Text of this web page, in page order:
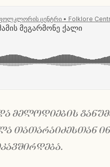
მელოდიების
თათარაიძესთან